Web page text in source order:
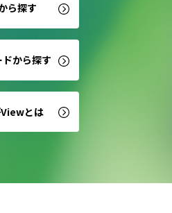
ら探す
から探す
とは